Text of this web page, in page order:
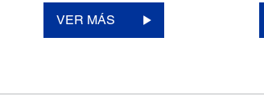
VER MÁS